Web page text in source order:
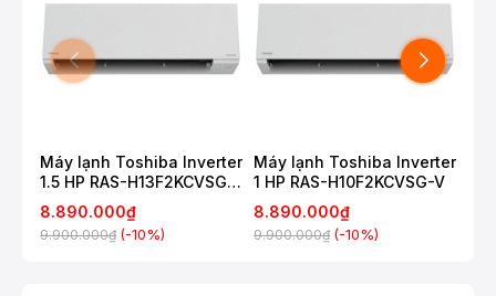
Máy lạnh Toshiba Inverter
1.5 HP RAS-H13F2KCVSG-
V
8.890.000₫
9.900.000₫ (-10%)
Máy lạnh Toshiba Inverter
1 HP RAS-H10F2KCVSG-V
8.890.000₫
9.900.000₫ (-10%)